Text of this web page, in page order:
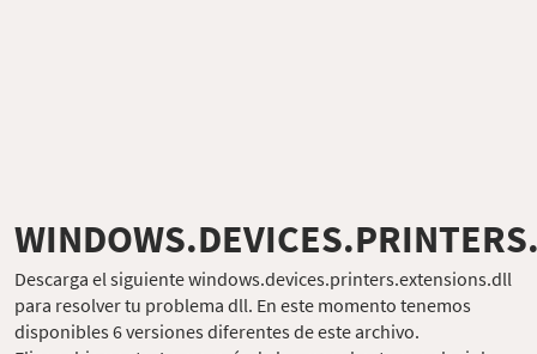
Descarga el siguiente windows.devices.printers.extensions.dll
para resolver tu problema dll. En este momento tenemos
disponibles 6 versiones diferentes de este archivo.